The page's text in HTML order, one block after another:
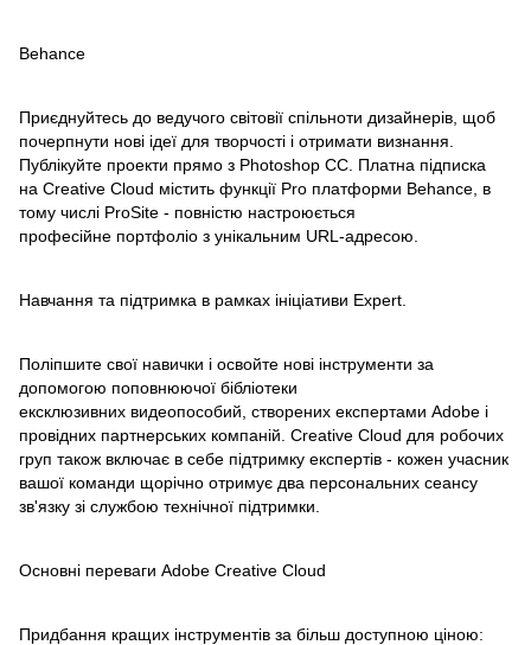
Behance
Приєднуйтесь до ведучого світовії спільноти дизайнерів, щоб
почерпнути нові ідеї для творчості і отримати визнання.
Публікуйте проекти прямо з Photoshop CC. Платна підписка
на Creative Cloud містить функції Pro платформи Behance, в
тому числі ProSite - повністю настроюється
професійне портфоліо з унікальним URL-адресою.
Навчання та підтримка в рамках ініціативи Expert.
Поліпшите свої навички і освойте нові інструменти за
допомогою поповнюючої бібліотеки
ексклюзивних видеопособий, створених експертами Adobe і
провідних партнерських компаній. Creative Cloud для робочих
груп також включає в себе підтримку експертів - кожен учасник
вашої команди щорічно отримує два персональних сеансу
зв'язку зі службою технічної підтримки.
Основні переваги Adobe Creative Cloud
Придбання кращих інструментів за більш доступною ціною: